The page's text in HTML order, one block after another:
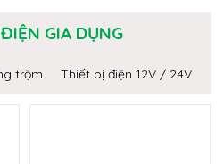
GIA DỤNG
trộm Thiết bị điện 12V / 24V